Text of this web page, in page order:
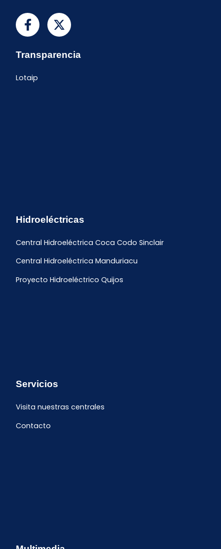
Transparencia
Lotaip
Hidroeléctricas
Central Hidroeléctrica Coca Codo Sinclair
Central Hidroeléctrica Manduriacu
Proyecto Hidroeléctrico Quijos
Servicios
Visita nuestras centrales
Contacto